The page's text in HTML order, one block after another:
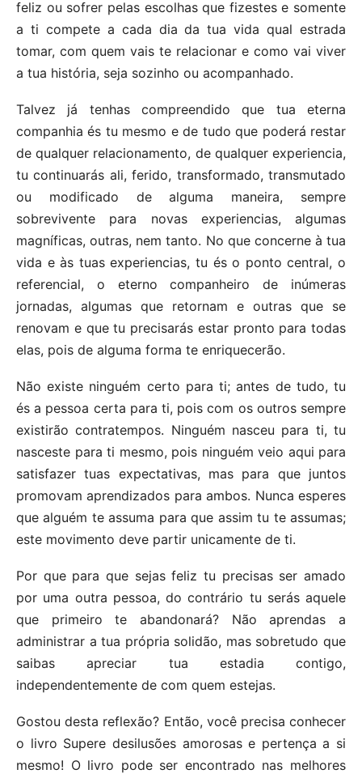
feliz ou sofrer pelas escolhas que fizestes e somente
a ti compete a cada dia da tua vida qual estrada
tomar, com quem vais te relacionar e como vai viver
a tua história, seja sozinho ou acompanhado.
Talvez já tenhas compreendido que tua eterna
companhia és tu mesmo e de tudo que poderá restar
de qualquer relacionamento, de qualquer experiencia,
tu continuarás ali, ferido, transformado, transmutado
ou modificado de alguma maneira, sempre
sobrevivente para novas experiencias, algumas
magníficas, outras, nem tanto. No que concerne à tua
vida e às tuas experiencias, tu és o ponto central, o
referencial, o eterno companheiro de inúmeras
jornadas, algumas que retornam e outras que se
renovam e que tu precisarás estar pronto para todas
elas, pois de alguma forma te enriquecerão.
Não existe ninguém certo para ti; antes de tudo, tu
és a pessoa certa para ti, pois com os outros sempre
existirão contratempos. Ninguém nasceu para ti, tu
nasceste para ti mesmo, pois ninguém veio aqui para
satisfazer tuas expectativas, mas para que juntos
promovam aprendizados para ambos. Nunca esperes
que alguém te assuma para que assim tu te assumas;
este movimento deve partir unicamente de ti.
Por que para que sejas feliz tu precisas ser amado
por uma outra pessoa, do contrário tu serás aquele
que primeiro te abandonará? Não aprendas a
administrar a tua própria solidão, mas sobretudo que
saibas apreciar tua estadia contigo,
independentemente de com quem estejas.
Gostou desta reflexão? Então, você precisa conhecer
o livro Supere desilusões amorosas e pertença a si
mesmo! O livro pode ser encontrado nas melhores